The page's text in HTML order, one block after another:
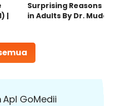
|
Surprising Reasons
in Adults By Dr.
Apl GoMedii